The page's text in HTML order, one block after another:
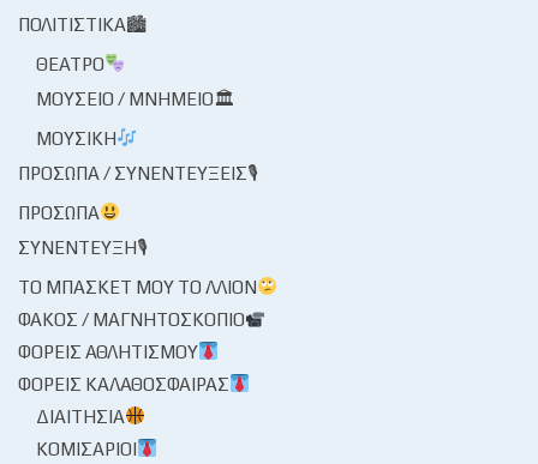
ΠΟΛΙΤΙΣΤΙΚΆ🏙
ΘΈΑΤΡΟ
ΜΟΥΣΕΊΟ / ΜΝΗΜΕΊΟ🏛
ΜΟΥΣΙΚΉ
ΠΡΌΣΩΠΑ / ΣΥΝΕΝΤΕΎΞΕΙΣ🎙
ΠΡΌΣΩΠΑ
ΣΥΝΈΝΤΕΥΞΗ🎙
ΤΟ ΜΠΆΣΚΕΤ ΜΟΥ ΤΟ ΛΛΊΟΝ
ΦΑΚΌΣ / ΜΑΓΝΗΤΟΣΚΌΠΙΟ
ΦΟΡΕΊΣ ΑΘΛΗΤΙΣΜΟΎ
ΦΟΡΕΊΣ ΚΑΛΑΘΌΣΦΑΙΡΑΣ
ΔΙΑΙΤΗΣΊΑ
ΚΟΜΙΣΆΡΙΟΙ